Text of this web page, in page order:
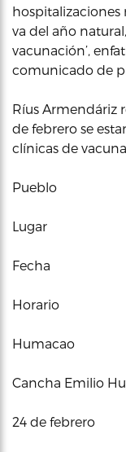
hospitalizaciones
va del año
vacunación’,
comunicado de
Ríus Armendáriz
de febrero se
clínicas de
Pueblo
Lugar
Fecha
Horario
Humacao
Cancha Emilio
24 de febrero